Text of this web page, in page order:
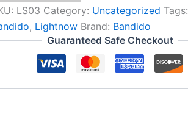
LS03 Category: Uncategorized Tags:
, Lightnow Brand: Bandido
Guaranteed Safe Checkout